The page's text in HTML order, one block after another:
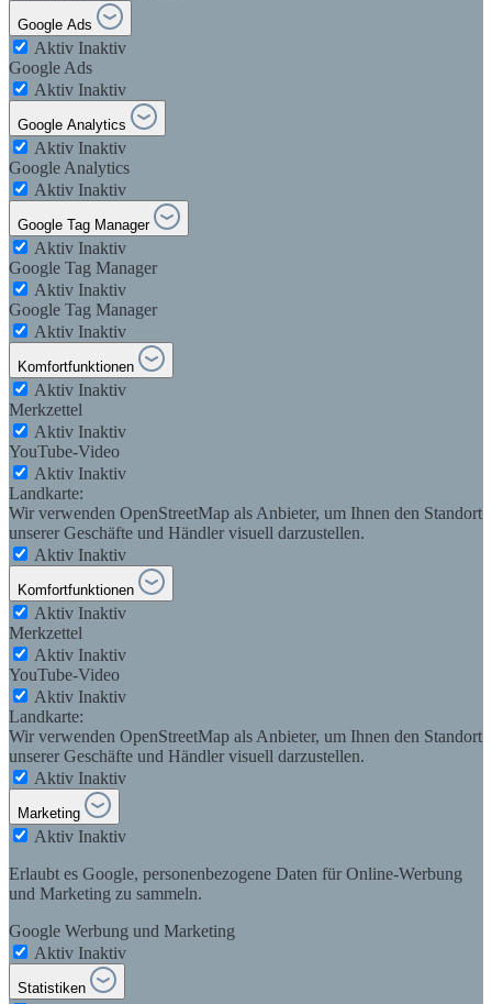
Google Ads
Aktiv Inaktiv
Google Ads
Aktiv Inaktiv
Google Analytics
Aktiv Inaktiv
Google Analytics
Aktiv Inaktiv
Google Tag Manager
Aktiv Inaktiv
Google Tag Manager
Aktiv Inaktiv
Google Tag Manager
Aktiv Inaktiv
Komfortfunktionen
Aktiv Inaktiv
Merkzettel
Aktiv Inaktiv
YouTube-Video
Aktiv Inaktiv
Landkarte:
Wir verwenden OpenStreetMap als Anbieter, um Ihnen den Standort
unserer Geschäfte und Händler visuell darzustellen.
Aktiv Inaktiv
Komfortfunktionen
Aktiv Inaktiv
Merkzettel
Aktiv Inaktiv
YouTube-Video
Aktiv Inaktiv
Landkarte:
Wir verwenden OpenStreetMap als Anbieter, um Ihnen den Standort
unserer Geschäfte und Händler visuell darzustellen.
Aktiv Inaktiv
Marketing
Aktiv Inaktiv
Erlaubt es Google, personenbezogene Daten für Online-Werbung
und Marketing zu sammeln.
Google Werbung und Marketing
Aktiv Inaktiv
Statistiken